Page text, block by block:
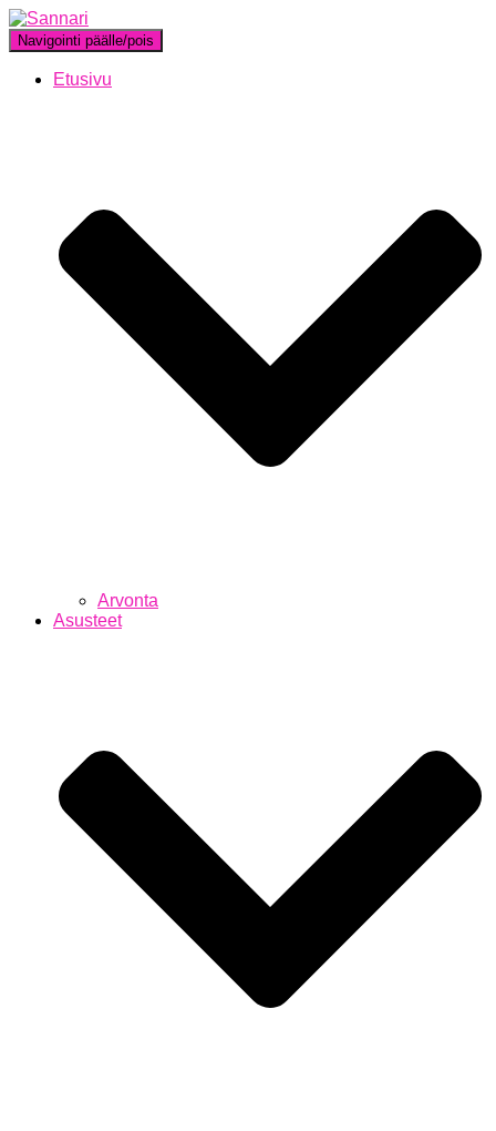
Navigointi päälle/pois
Etusivu
Arvonta
Asusteet